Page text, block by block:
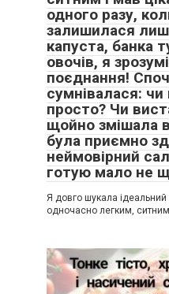
одного разу,
залишилася
капуста, банка
овочів, я
поєднання!
сумнівалася:
просто? Чи
щойно змішала
була приємно
неймовірний
готую мало не
Я довго шукала
одночасно легким,